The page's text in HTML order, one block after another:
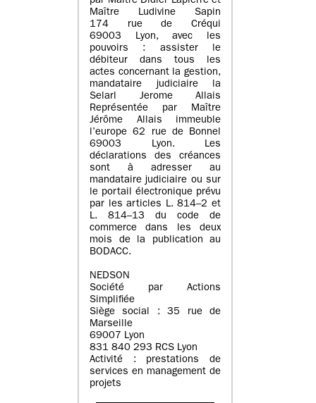
Maître Ludivine Sapin
174 rue de Créqui
69003 Lyon, avec les
pouvoirs : assister le
débiteur dans tous les
actes concernant la gestion,
mandataire judiciaire la
Selarl Jerome Allais
Représentée par Maître
Jérôme Allais immeuble
l’europe 62 rue de Bonnel
69003 Lyon. Les
déclarations des créances
sont à adresser au
mandataire judiciaire ou sur
le portail électronique prévu
par les articles L. 814–2 et
L. 814–13 du code de
commerce dans les deux
mois de la publication au
BODACC.
NEDSON
Société par Actions
Simplifiée
Siège social : 35 rue de
Marseille
69007 Lyon
831 840 293 RCS Lyon
Activité : prestations de
services en management de
projets